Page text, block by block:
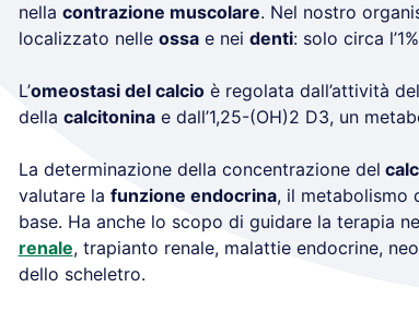
nella contrazione muscolare. Nel nostro
localizzato nelle ossae nei denti: solo circa
L’omeostasi del calcioè regolata dall’attività del
della calcitoninae dall’1,25-(OH)2 D3, un
La determinazione della concentrazione del
valutare la funzione endocrina, il metabolismo
base. Ha anche lo scopo di guidare la terapia
renale, trapianto renale, malattie endocrine,
dello scheletro.